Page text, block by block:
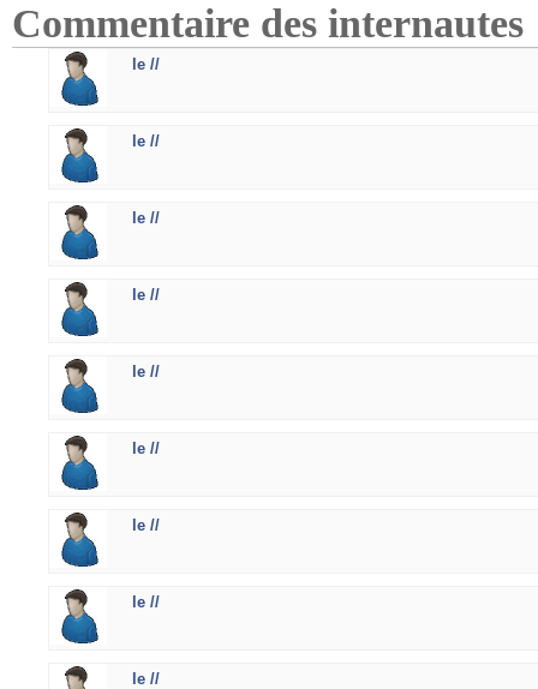
Commentaire des internautes
le //
le //
le //
le //
le //
le //
le //
le //
le //